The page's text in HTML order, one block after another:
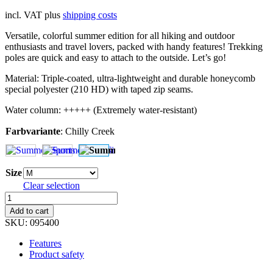
incl. VAT plus shipping costs
Versatile, colorful summer edition for all hiking and outdoor
enthusiasts and travel lovers, packed with handy features! Trekking
poles are quick and easy to attach to the outside. Let’s go!
Material: Triple-coated, ultra-lightweight and durable honeycomb
special polyester (210 HD) with taped zip seams.
Water column: +++++ (Extremely water-resistant)
Farbvariante: Chilly Creek
Size
Clear selection
Summer
Sports
-
Chilly
Creek
quantity
Add to cart
SKU: 095400
Features
Product safety